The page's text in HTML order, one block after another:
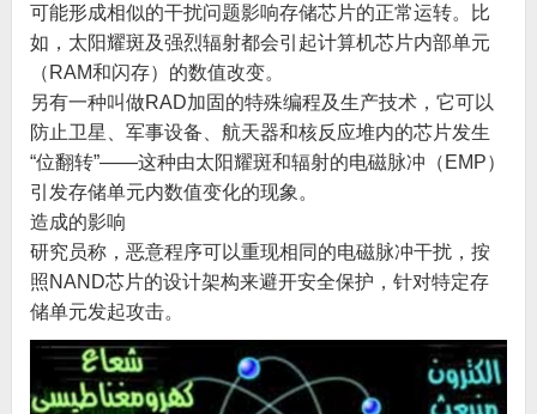
可能形成相似的干扰问题影响存储芯片的正常运转。比
如，太阳耀斑及强烈辐射都会引起计算机芯片内部单元
（RAM和闪存）的数值改变。
另有一种叫做RAD加固的特殊编程及生产技术，它可以
防止卫星、军事设备、航天器和核反应堆内的芯片发生
“位翻转”——这种由太阳耀斑和辐射的电磁脉冲（EMP）
引发存储单元内数值变化的现象。
造成的影响
研究员称，恶意程序可以重现相同的电磁脉冲干扰，按
照NAND芯片的设计架构来避开安全保护，针对特定存
储单元发起攻击。